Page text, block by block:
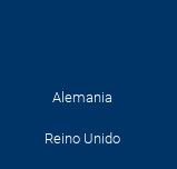
Alemania
Reino Unido